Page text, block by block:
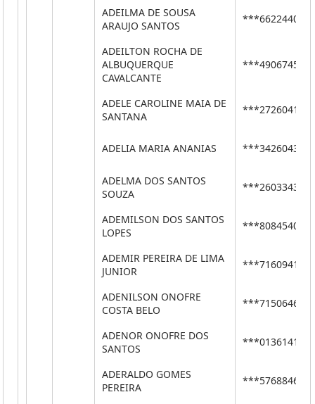
ADEILMA DE SOUSA
ARAUJO SANTOS
***66224400**
ADEILTON ROCHA DE
ALBUQUERQUE
CAVALCANTE
***49067459**
ADELE CAROLINE MAIA DE
SANTANA
***27260413**
ADELIA MARIA ANANIAS ***34260434**
ADELMA DOS SANTOS
SOUZA
***26033430**
ADEMILSON DOS SANTOS
LOPES
***80845409**
ADEMIR PEREIRA DE LIMA
JUNIOR
***71609410**
ADENILSON ONOFRE
COSTA BELO
***71506466**
ADENOR ONOFRE DOS
SANTOS
***01361413**
ADERALDO GOMES
PEREIRA
***57688468**